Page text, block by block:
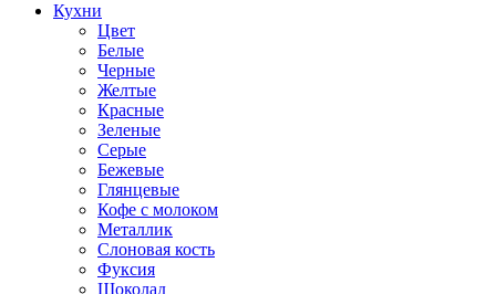
Кухни
Цвет
Белые
Черные
Желтые
Красные
Зеленые
Серые
Бежевые
Глянцевые
Кофе с молоком
Металлик
Слоновая кость
Фуксия
Шоколад